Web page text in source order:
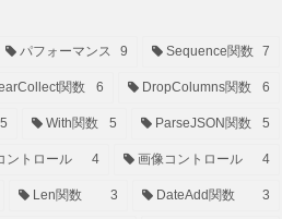
パフォーマンス 9 Sequence関数 7
関数 6 DropColumns関数 6
5 With関数 5 ParseJSON関数 5
ントロール 4 画像コントロール 4
Len関数 3 DateAdd関数 3